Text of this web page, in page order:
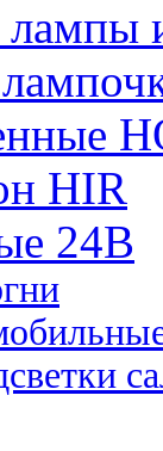
лампы
HIR
24B